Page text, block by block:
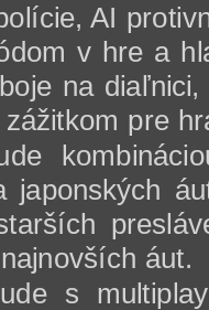
AI
v hre a
na
pre
japonských
áut.
s